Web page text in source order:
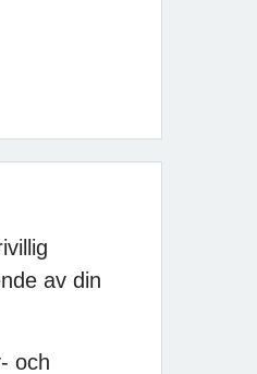
av din
och